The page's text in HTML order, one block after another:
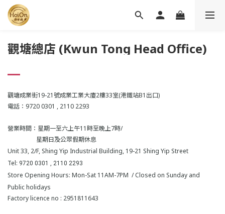
觀塘總店 (Kwun Tong Head Office)
觀塘成業街19-21號成業工業大廈2樓33室(港鐵站B1出口)
電話：9720 0301 , 2110 2293
營業時間：星期一至六上午11時至晚上7時/
星期日及公眾假期休息
Unit 33, 2/F, Shing Yip Industrial Building, 19-21 Shing Yip Street
Tel: 9720 0301 , 2110 2293
Store Opening Hours: Mon-Sat 11AM-7PM / Closed on Sunday and
Public holidays
Factory licence no : 2951811643